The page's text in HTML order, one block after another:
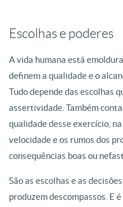
Escolhas e poderes
A vida humana está
definem a qualidade e o
Tudo depende das escolhas
assertividade. Também
qualidade desse exercício,
velocidade e os rumos dos
consequências boas ou
São as escolhas e as
produzem descompassos. E